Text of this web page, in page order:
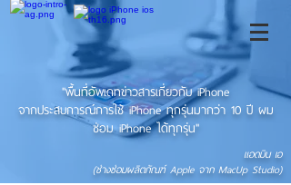
"พื้นที่อัพเดทข่าวสารเกี่ยวกับ iPhone
จากประสบการณ์การใช้ iPhone ทุกรุ่นมากว่า 10 ปี ผม
ซ่อม iPhone ได้ทุกรุ่น"
แอดมิน เอ
(ช่างซ่อมผลิตภัณฑ์ Apple จาก MacUp Studio)